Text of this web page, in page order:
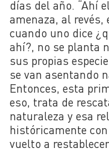
días del año. “Ahí
amenaza, al revés,
cuando uno dice
ahí?, no se planta
sus propias
se van asentando
Entonces, esta
eso, trata de
naturaleza y esa
históricamente
vuelto a